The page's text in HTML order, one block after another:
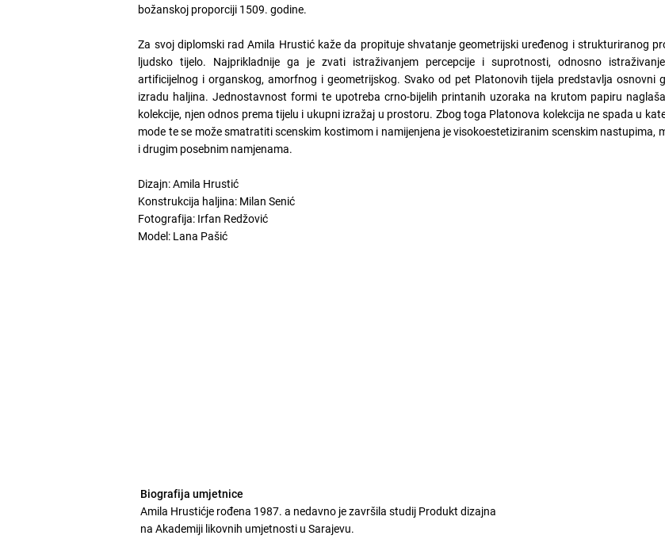
božanskoj proporciji 1509. godine.
Za svoj diplomski rad Amila Hrustić kaže da propituje shvatanje geometrijski uređenog i strukturiranog
ljudsko tijelo. Najprikladnije ga je zvati istraživanjem percepcije i suprotnosti, odnosno
artificijelnog i organskog, amorfnog i geometrijskog. Svako od pet Platonovih tijela predstavlja osnovni
izradu haljina. Jednostavnost formi te upotreba crno-bijelih printanih uzoraka na krutom papiru
kolekcije, njen odnos prema tijelu i ukupni izražaj u prostoru. Zbog toga Platonova kolekcija ne spada u
mode te se može smatratiti scenskim kostimom i namijenjena je visokoestetiziranim scenskim nastupima,
i drugim posebnim namjenama.
Dizajn: Amila Hrustić
Konstrukcija haljina: Milan Senić
Fotografija: Irfan Redžović
Model: Lana Pašić
Biografija umjetnice
Amila Hrustićje rođena 1987. a nedavno je završila studij Produkt dizajna
na Akademiji likovnih umjetnosti u Sarajevu.